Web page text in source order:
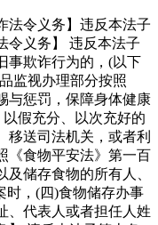
令义务】违反本法子
令义务】 违反本法子
事欺诈行为的，(以下
监视办理部分按照
与惩罚，保障身体健康
假充分、以次充好的
移送司法机关，或者利
《食物平安法》第一百
储存食物的所有人、
时，(四)食物储存办事
、代表人或者担任人姓